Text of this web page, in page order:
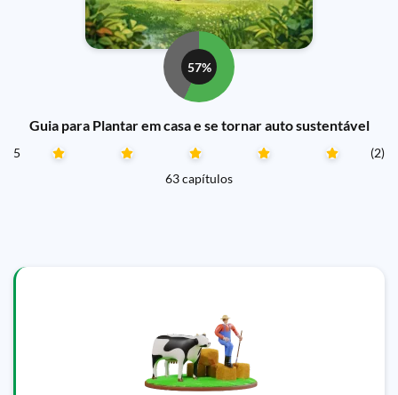
57%
Guia para Plantar em casa e se tornar auto sustentável
5
(2)
63 capítulos